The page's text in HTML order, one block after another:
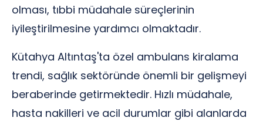
olması, tıbbi müdahale süreçlerinin
iyileştirilmesine yardımcı olmaktadır.
Kütahya Altıntaş'ta özel ambulans kiralama
trendi, sağlık sektöründe önemli bir gelişmeyi
beraberinde getirmektedir. Hızlı müdahale,
hasta nakilleri ve acil durumlar gibi alanlarda